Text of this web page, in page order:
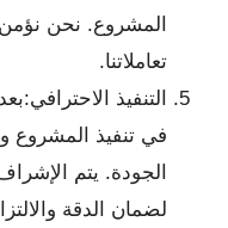
المشروع. نحن
تعاملاتنا.
التنفيذ
في تنفيذ المشروع
الجودة. يتم
لضمان الدقة